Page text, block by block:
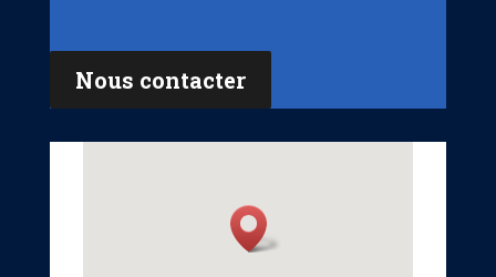
Nous contacter